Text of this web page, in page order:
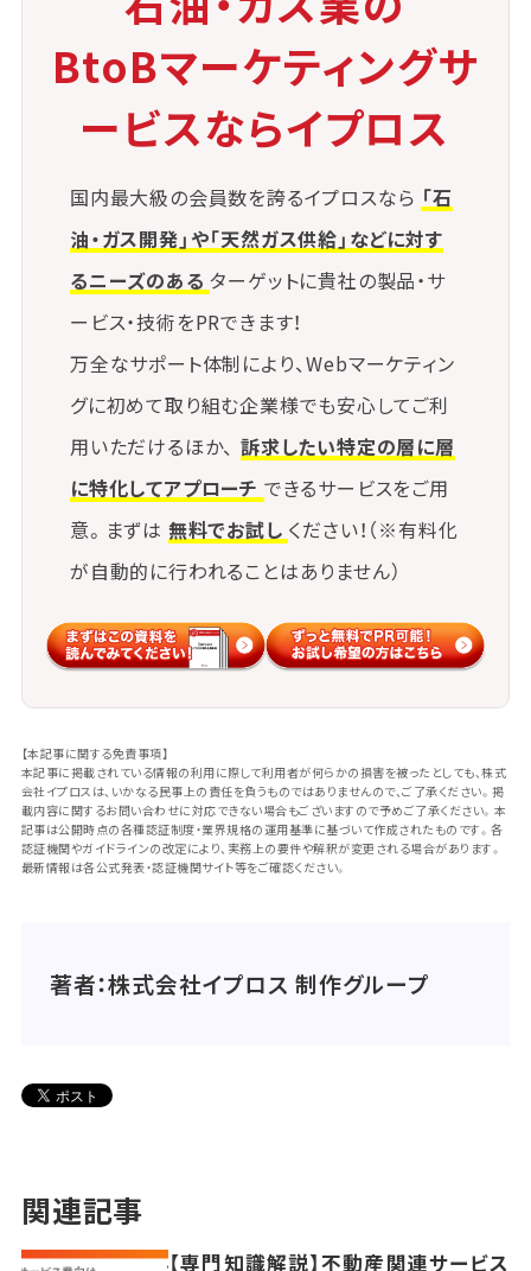
BtoBマーケティングサ
ービスならイプロス
国内最大級の会員数を誇るイプロスなら 「石
油・ガス開発」や「天然ガス供給」などに対す
るニーズのあるターゲットに貴社の製品・サ
ービス・技術をPRできます！
万全なサポート体制により、Webマーケティン
グに初めて取り組む企業様でも安心してご利
用いただけるほか、 訴求したい特定の層に層
に特化してアプローチ できるサービスをご用
意。まずは 無料でお試し ください！（※有料化
が自動的に行われることはありません）
【本記事に関する免責事項】
本記事に掲載されている情報の利用に際して利用者が何らかの損害を被ったとしても、株式
会社イプロスは、いかなる民事上の責任を負うものではありませんので、ご了承ください。掲
載内容に関するお問い合わせに対応できない場合もございますので予めご了承ください。本
記事は公開時点の各種認証制度・業界規格の運用基準に基づいて作成されたものです。各
認証機関やガイドラインの改定により、実務上の要件や解釈が変更される場合があります。
最新情報は各公式発表・認証機関サイト等をご確認ください。
著者：株式会社イプロス 制作グループ
関連記事
【専門知識解説】不動産関連サービス